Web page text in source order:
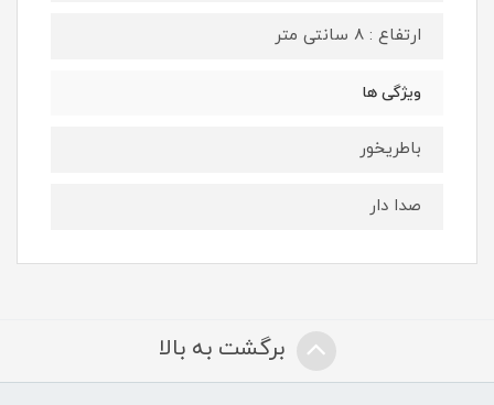
ارتفاع : 8 سانتی متر
ویژگی ها
باطریخور
صدا دار
برگشت به بالا